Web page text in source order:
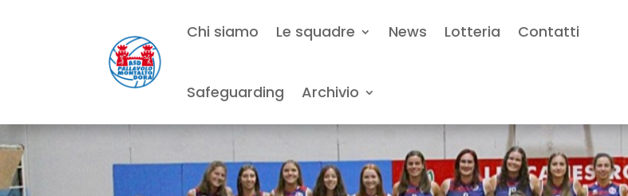
Chi siamo Le squadre News Lotteria Contatti
Safeguarding Archivio